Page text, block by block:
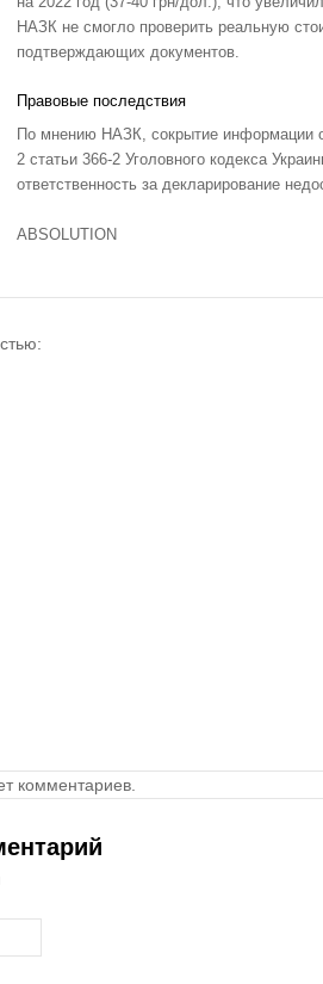
НАЗК не смогло проверить реальную
подтверждающих документов.
Правовые последствия
По мнению НАЗК, сокрытие информации
2 статьи 366-2 Уголовного кодекса
ответственность за декларирование
ABSOLUTION
комментариев.